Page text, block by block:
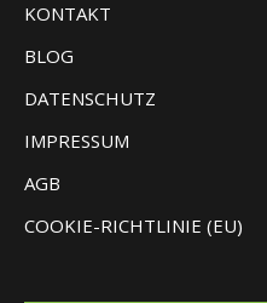
KONTAKT
BLOG
DATENSCHUTZ
IMPRESSUM
AGB
COOKIE-RICHTLINIE (EU)